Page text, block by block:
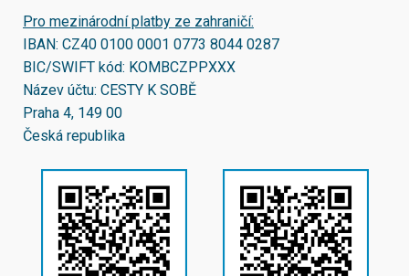
Pro mezinárodní platby ze zahraničí:
IBAN: CZ40 0100 0001 0773 8044 0287
BIC/SWIFT kód: KOMBCZPPXXX
Název účtu: CESTY K SOBĚ
Praha 4, 149 00
Česká republika